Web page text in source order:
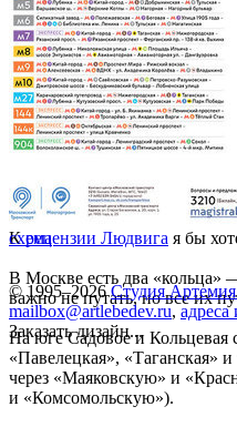
Крецензии Людвига я бы
В Москве есть два «кольца»
важно не путать, но все их
На юге Садовое и Кольцевая
«Павелецкая», «Таганская»
через «Маяковскую» и
и «Комсомольскую»).
схема
© 1995–2026 Студия Артемия
mailbox@artlebedev.ru,
Заказать дизайн...